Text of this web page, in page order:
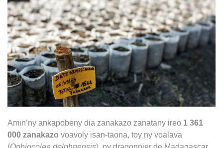
Amin’ny ankapobeny dia zanakazo zanatany ireo 1 361
000 zanakazo voavoly isan-taona, toy ny voalava